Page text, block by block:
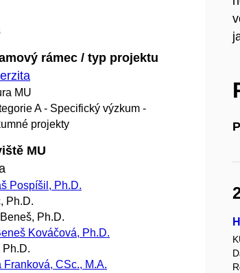
rámec / typ projektu
MU
A - Specifický výzkum -
projekty
MU
Pospíšil, Ph.D.
Ph.D.
Ph.D.
Kováčová, Ph.D.
Ph.D.
Franková, CSc., M.A.